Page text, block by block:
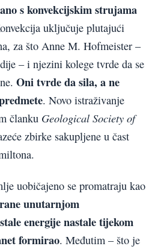
s konvekcijskim strujama
uključuje plutajući
za što Anne M. Hofmeister –
– i njezini kolege tvrde da se
Oni tvrde da sila, a ne
. Novo istraživanje
članku Geological Society of
zbirke sakupljene u čast
uobičajeno se promatraju kao
unutarnjom
energije nastale tijekom
formirao. Međutim – što je